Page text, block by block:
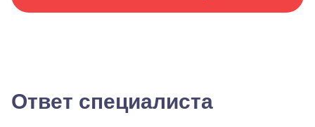
Ответ специалиста